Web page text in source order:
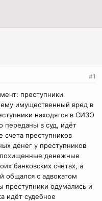
#1
преступники
имущественный вред в
находятся в СИЗО
переданы в суд, идёт
счета преступников
денег у преступников
денежные
банковских счетах, а
общался с адвокатом
преступники одумались и
идёт судебное